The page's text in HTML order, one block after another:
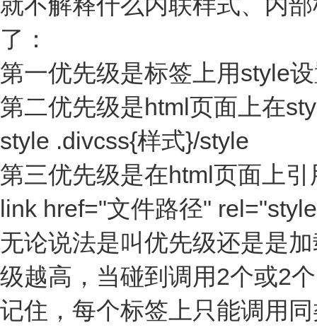
了：
第一优先级是标签上用style
第二优先级是html页面上在
style .divcss{样式}/style
第三优先级是在html页面上
link href="文件路径"
无论说法是叫优先级还是是
级越高，当碰到调用2个或2
记住，每个标签上只能调用